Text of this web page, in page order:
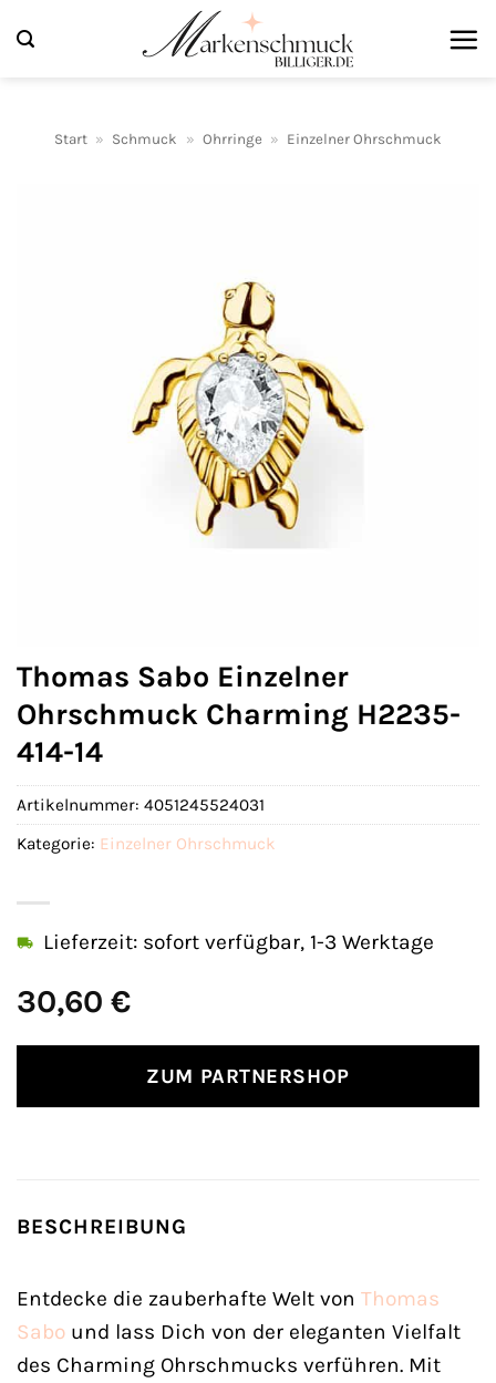
Inhalt
Start » Schmuck » Ohrringe » Einzelner Ohrschmuck
Thomas Sabo Einzelner
Ohrschmuck Charming H2235-
414-14
30,60 €
Lieferzeit: sofort verfügbar, 1-3 Werktage
ZUM PARTNERSHOP
Artikelnummer: 4051245524031
Kategorie: Einzelner Ohrschmuck
BESCHREIBUNG
Entdecke die zauberhafte Welt von Thomas
Sabo und lass Dich von der eleganten Vielfalt
des Charming Ohrschmucks verführen. Mit